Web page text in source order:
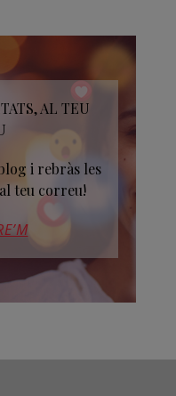
AL TEU
i rebràs les
teu correu!